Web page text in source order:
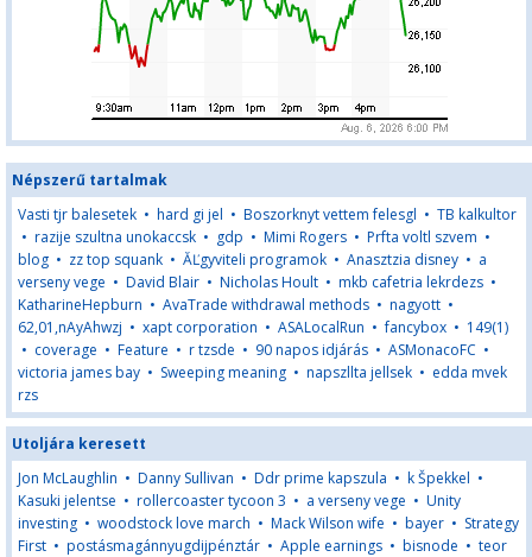
Népszerű tartalmak
Vasti tjr balesetek • hard gi jel • Boszorknyt vettem felesgl • TB kalkultor
• razije szultna unokaccsk • gdp • Mimi Rogers • Prfta voltl szvem •
blog • zz top squank • ĂĽgyviteli programok • Anasztzia disney • a
verseny vege • David Blair • Nicholas Hoult • mkb cafetria lekrdezs •
KatharineHepburn • AvaTrade withdrawal methods • nagyott •
62,01,nAyAhwzj • xapt corporation • ASALocalRun •fancybox • 149(1)
• coverage • Feature • r tzsde • 90 napos idjárás • ASMonacoFC •
victoria james bay • Sweeping meaning • napszllta jellsek • edda mvek
rzs
Utoljára keresett
Jon McLaughlin • Danny Sullivan • Ddr prime kapszula • k Špekkel •
Kasuki jelentse • rollercoaster tycoon 3 • a verseny vege • Unity
investing • woodstock love march • Mack Wilson wife • bayer • Strategy
First • postásmagánnyugdijpénztár • Apple earnings • bisnode • teor